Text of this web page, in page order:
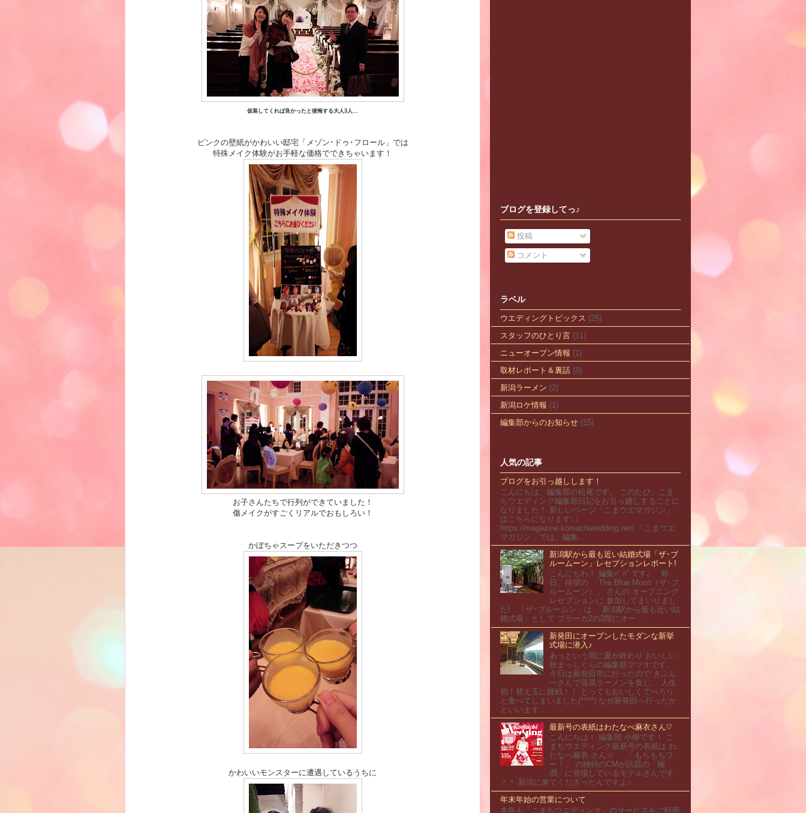
仮装してくれば良かったと後悔する大人3人…
ピンクの壁紙がかわいい邸宅「メゾン･ドゥ･フロール」では
特殊メイク体験がお手軽な価格でできちゃいます！
お子さんたちで行列ができていました！
傷メイクがすごくリアルでおもしろい！
かぼちゃスープをいただきつつ
かわいいモンスターに遭遇しているうちに
ブログを登録してっ♪
投稿
コメント
ラベル
ウエディングトピックス (25)
スタッフのひとり言 (11)
ニューオープン情報 (1)
取材レポート＆裏話 (8)
新潟ラーメン (2)
新潟ロケ情報 (1)
編集部からのお知らせ (15)
人気の記事
ブログをお引っ越しします！
こんにちは、編集部の松尾です。 このたび、こま
ちウエディング編集部日記をお引っ越しすることに
なりました！ 新しいページ「こまウエマガジン」
はこちらになります↓↓
https://magazine.komachiwedding.net/ 「こまウエ
マガジン」では、編集...
新潟駅から最も近い結婚式場「ザ･ブ
ルームーン」レセプションレポート!
こんにちわ！ 編集ﾊﾞﾊﾞです。 昨
日、待望の 「The Blue Moon（ザ･ブ
ルームーン）」 さんの オープニング
レセプションに 参加してまいりまし
た! 「ザ･ブルームン」は 「新潟駅から最も近い結
婚式場」として プラーカ2の2階にオー...
新発田にオープンしたモダンな新挙
式場に潜入♪
あっという間に夏が終わり おいしい
秋まっしぐらの編集部マツオです。
今日は新発田市に行ったので きぶん
一さんで蒲原ラーメンを食し、 人生
初！替え玉に挑戦！！ とってもおいしくてぺろり
と食べてしまいました(*^^*) なぜ新発田へ行ったか
といいます...
最新号の表紙はわたなべ麻衣さん♡
こんにちは！ 編集部 小柳です！ こ
まちウエディング最新号の表紙は わ
たなべ麻衣 さん☆ 「もちもちフ
ー！」 の独特のCMが話題の「極
潤」に登場しているモデルさんです
＾＾ 新潟に来てくださったんですよ♪ ...
年末年始の営業について
本年も「こまちウエディング」のサービスをご利用